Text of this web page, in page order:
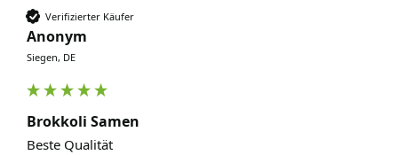
Verifizierter Käufer
Anonym
Siegen, DE
Brokkoli Samen
Beste Qualität